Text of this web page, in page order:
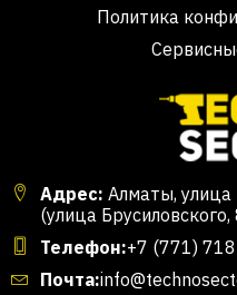
Политика
Адрес: Алматы, улица
(улица Брусиловского,
Телефон:+7 (771)
Почта: